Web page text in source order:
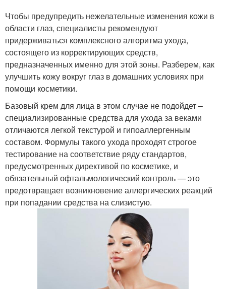
Чтобы предупредить нежелательные изменения кожи в
области глаз, специалисты рекомендуют
придерживаться комплексного алгоритма ухода,
состоящего из корректирующих средств,
предназначенных именно для этой зоны. Разберем, как
улучшить кожу вокруг глаз в домашних условиях при
помощи косметики.
Базовый крем для лица в этом случае не подойдет –
специализированные средства для ухода за веками
отличаются легкой текстурой и гипоаллергенным
составом. Формулы такого ухода проходят строгое
тестирование на соответствие ряду стандартов,
предусмотренных директивой по косметике, и
обязательный офтальмологический контроль — это
предотвращает возникновение аллергических реакций
при попадании средства на слизистую.